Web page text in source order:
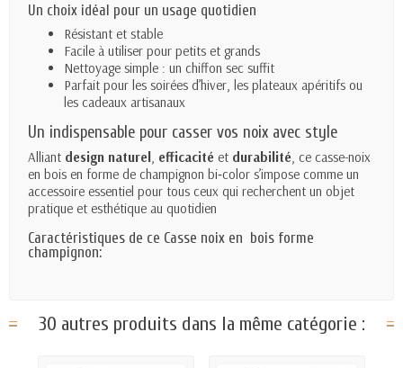
Un choix idéal pour un usage quotidien
Résistant et stable
Facile à utiliser pour petits et grands
Nettoyage simple : un chiffon sec suffit
Parfait pour les soirées d’hiver, les plateaux apéritifs ou
les cadeaux artisanaux
Un indispensable pour casser vos noix avec style
Alliant design naturel efficacité et durabilité , ce casse-noix
en bois en forme de champignon bi‑color s’impose comme un
accessoire essentiel pour tous ceux qui recherchent un objet
pratique et esthétique au quotidien
Caractéristiques de ce Casse noix en bois forme
champignon:
30 autres produits dans la même catégorie :